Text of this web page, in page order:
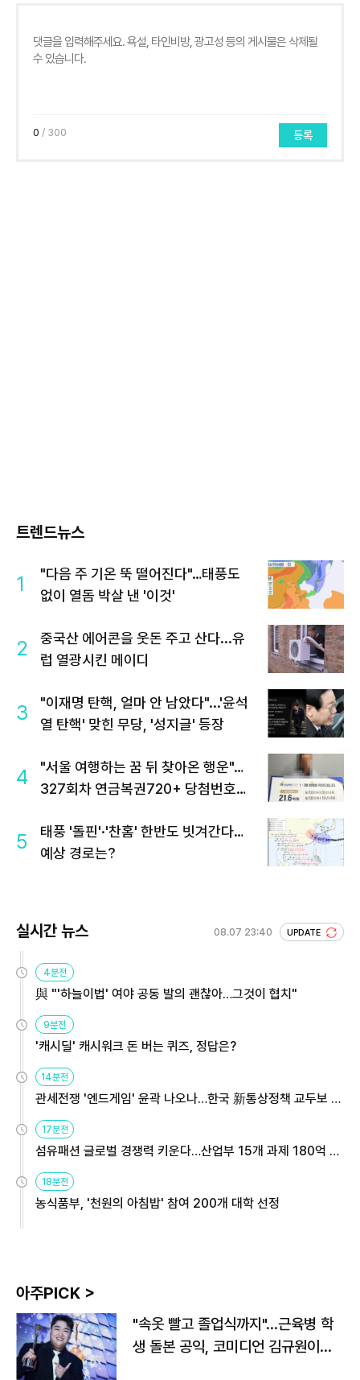
0 / 300 등록
트렌드뉴스
1
"다음 주 기온 뚝 떨어진다"…태풍도
없이 열돔 박살 낸 '이것'
2
중국산 에어콘을 웃돈 주고 산다...유
럽 열광시킨 메이디
3
"이재명 탄핵, 얼마 안 남았다"...'윤석
열 탄핵' 맞힌 무당, '성지글' 등장
4
"서울 여행하는 꿈 뒤 찾아온 행운"…
327회차 연금복권720+ 당첨번호조
5
태풍 '돌핀'·'찬홈' 한반도 빗겨간다…
예상 경로는?
실시간 뉴스 08.07 23:40 UPDATE
4분전
與 "'하늘이법' 여야 공동 발의 괜찮아…그것이 협치"
9분전
'캐시딜' 캐시워크 돈 버는 퀴즈, 정답은?
14분전
관세전쟁 '엔드게임' 윤곽 나오나…한국 新통상정책 교두보 활
17분전
섬유패션 글로벌 경쟁력 키운다…산업부 15개 과제 180억 지
18분전
농식품부, '천원의 아침밥' 참여 200개 대학 선정
아주PICK >
"속옷 빨고 졸업식까지"…근육병 학
생 돌본 공익, 코미디언 김규원이었